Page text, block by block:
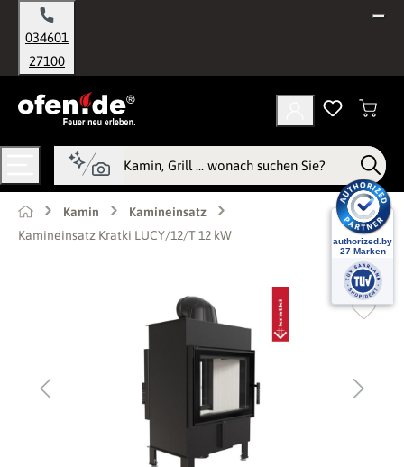
springen
034601
27100
Kamin
Kamineinsatz
Kamineinsatz Kratki LUCY/12/T 12 kW